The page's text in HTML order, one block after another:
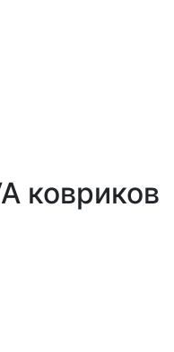
ковриков